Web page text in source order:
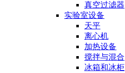
真空过滤器
实验室设备
天平
离心机
加热设备
搅拌与混合
冰箱和冰柜